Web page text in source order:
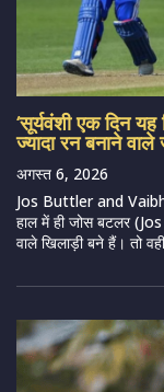
‘सूर्यवंशी एक दिन
ज्यादा रन बनाने
अगस्त 6, 2026
Jos Buttler and
हाल में ही जोस बटलर
वाले खिलाड़ी बने हैं। तो